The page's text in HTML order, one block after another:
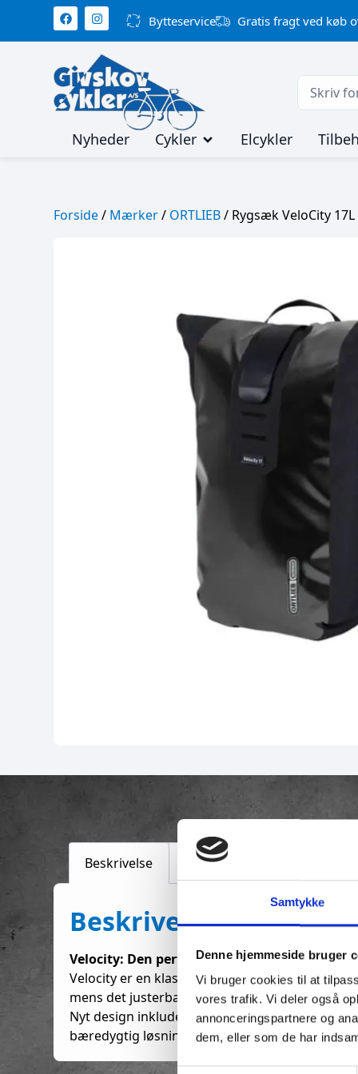
Samtykke
Denne hjemmeside bruger
Vi bruger cookies til at
vores trafik. Vi deler også
annonceringspartnere og
dem, eller som de har
Bytteservice Gratis fragt ved køb
Nyheder Cykler Elcykler
Forside/ Mærker/ ORTLIEB/ Rygsæk VeloCity
Beskrivelse Yderligere information
Beskrivelse
Velocity: Den perfekte rygsæk til hverdag og
Velocity er en klassiker fra ORTLIEB, kendt
mens det justerbare og aftagelige hoftebælte
Nyt design inkluderer en stor indvendig
bæredygtig løsning, der forlænger taskens